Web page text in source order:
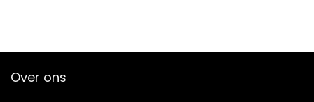
Over ons